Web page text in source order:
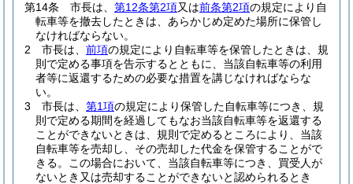
第14条
市長は、 第12条第2項又は前条第2項の規定により自
転車等を撤去したときは、あらかじめ定めた場所に保管し
なければならない。
2
市長は、 前項の規定により自転車等を保管したときは、規
則で定める事項を告示するとともに、当該自転車等の利用
者等に返還するための必要な措置を講じなければならな
い。
3
市長は、 第1項の規定により保管した自転車等につき、規
則で定める期間を経過してもなお当該自転車等を返還する
ことができないときは、規則で定めるところにより、当該
自転車等を売却し、その売却した代金を保管することがで
きる。
この場合において、当該自転車等につき、買受人が
ないとき又は売却することができないと認められるとき